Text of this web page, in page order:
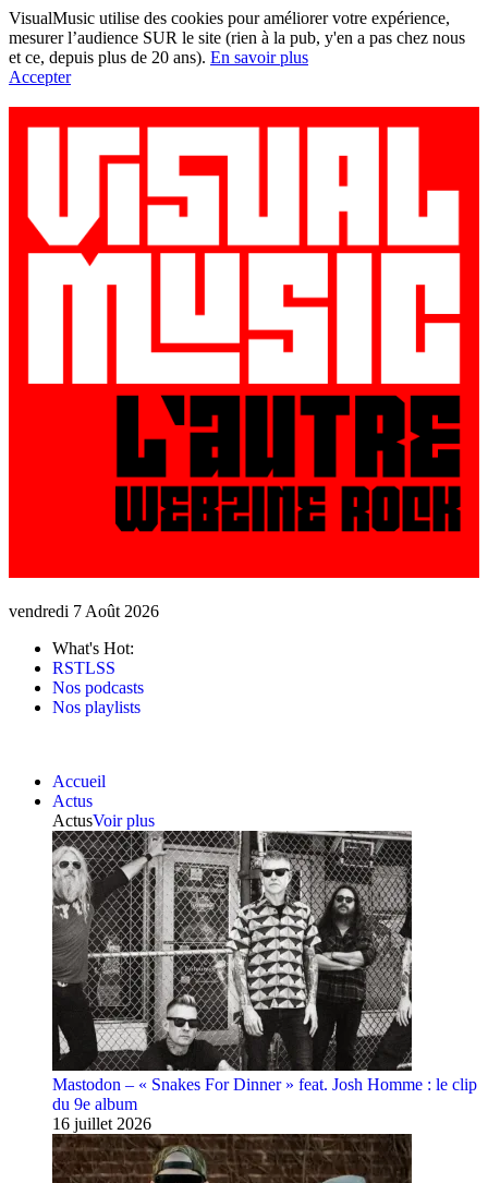
VisualMusic utilise des cookies pour améliorer votre expérience,
mesurer l’audience SUR le site (rien à la pub, y'en a pas chez nous
et ce, depuis plus de 20 ans). En savoir plus
Accepter
vendredi 7 Août 2026
What's Hot:
RSTLSS
Nos podcasts
Nos playlists
Accueil
Actus
ActusVoir plus
Mastodon – « Snakes For Dinner » feat. Josh Homme : le clip
du 9e album
16 juillet 2026